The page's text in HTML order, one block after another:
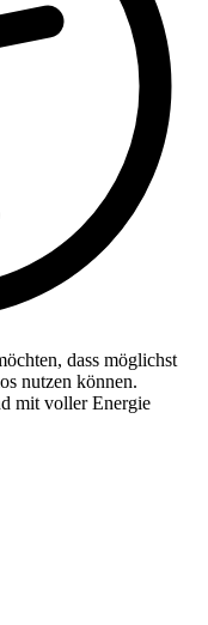
dass möglichst
nutzen können.
mit voller Energie